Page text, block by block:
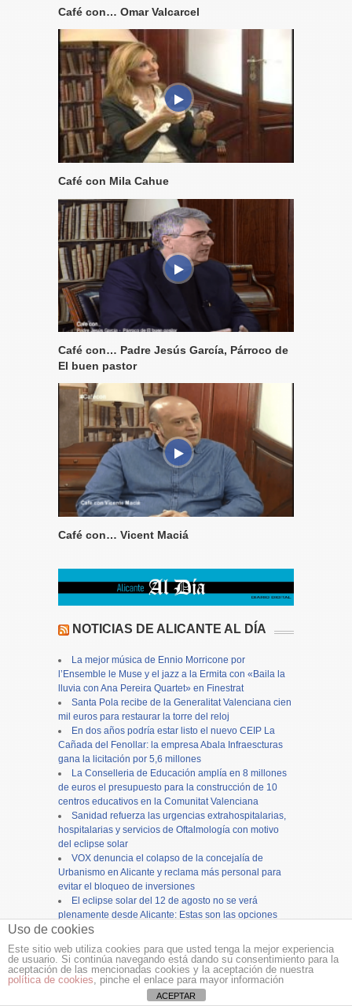
Café con… Omar Valcarcel
Café con Mila Cahue
Café con… Padre Jesús García, Párroco de
El buen pastor
Café con… Vicent Maciá
NOTICIAS DE ALICANTE AL DÍA
La mejor música de Ennio Morricone por
l’Ensemble le Muse y el jazz a la Ermita con «Baila la
lluvia con Ana Pereira Quartet» en Finestrat
Santa Pola recibe de la Generalitat Valenciana cien
mil euros para restaurar la torre del reloj
En dos años podría estar listo el nuevo CEIP La
Cañada del Fenollar: la empresa Abala Infraescturas
gana la licitación por 5,6 millones
La Conselleria de Educación amplía en 8 millones
de euros el presupuesto para la construcción de 10
centros educativos en la Comunitat Valenciana
Sanidad refuerza las urgencias extrahospitalarias,
hospitalarias y servicios de Oftalmología con motivo
del eclipse solar
VOX denuncia el colapso de la concejalía de
Urbanismo en Alicante y reclama más personal para
evitar el bloqueo de inversiones
El eclipse solar del 12 de agosto no se verá
plenamente desde Alicante: Estas son las opciones
más cercanas para vivir con intensidad este fenómeno
astronómico
Grupo Magma entrega en cuatro días el proyecto
del semáforo que el Ayuntamiento le pidió al día
siguiente de precintar Tambora
PSOE, Compromís, Per El Campello y Esquerra
Uso de cookies
Este sitio web utiliza cookies para que usted tenga la mejor experiencia
de usuario. Si continúa navegando está dando su consentimiento para la
aceptación de las mencionadas cookies y la aceptación de nuestra
política de cookies, pinche el enlace para mayor información
ACEPTAR